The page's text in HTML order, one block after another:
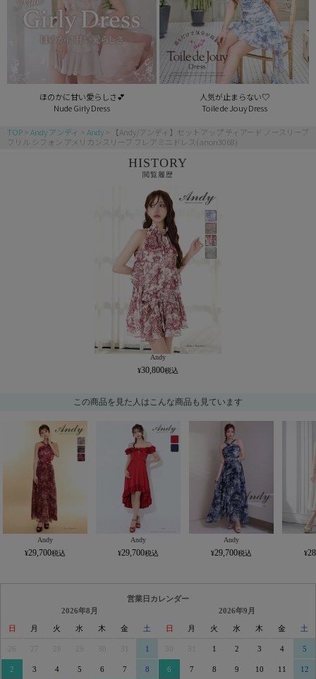
ほのかに甘い愛らしさ💕
Nude Girly Dress
人気が止まらない♡
Toile de Jouy Dress
TOP Andy アンディ Andy
【Andy/アンディ】セットアップ ティアード ノースリーブ
フリル シフォン アメリカンスリーブ フレアミニドレス(anon3068)
HISTORY
閲覧履歴
Andy
30,800
この商品を見た人はこんな商品も見ています
Andy
29,700
Andy
29,700
Andy
29,700
営業日カレンダー
2026年8月
日 月 火 水 木 金 土
1
2 3 4 5 6 7 8
2026年9月
日 月 火 水 木 金 土
1 2 3 4 5
6 7 8 9 10 11 12